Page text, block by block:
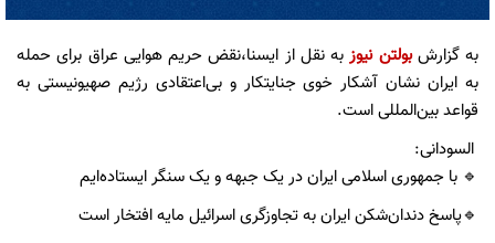
به گزارشبولتن نیوزبه نقل از ایسنا،نقض حریم هوایی عراق برای حمله
به ایران نشان آشکار خوی جنایتکار و بی‌اعتقادی رژیم صهیونیستی به
قواعد بین‌المللی است.
السودانی:
🔹 با جمهوری اسلامی ایران در یک جبهه و یک سنگر ایستاده‌ایم
🔹پاسخ دندان‌شکن ایران به تجاوزگری اسرائیل مایه افتخار است